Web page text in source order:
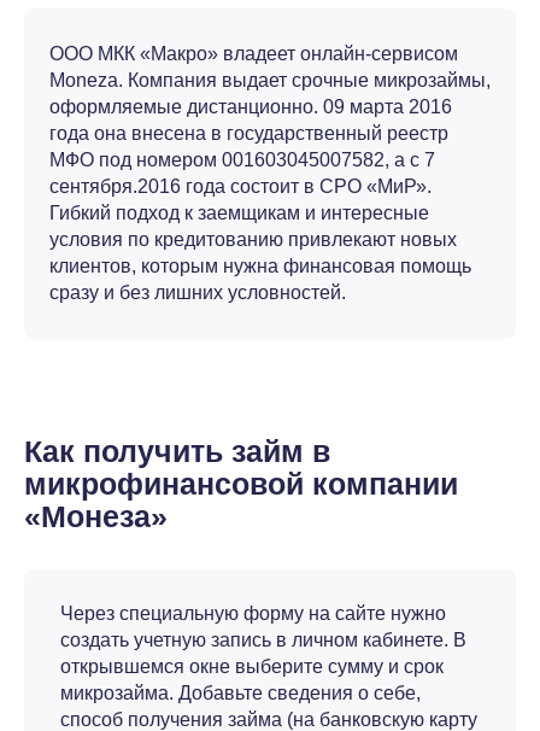
ООО МКК «Макро» владеет онлайн-сервисом
Moneza. Компания выдает срочные микрозаймы,
оформляемые дистанционно. 09 марта 2016
года она внесена в государственный реестр
МФО под номером 001603045007582, а с 7
сентября.2016 года состоит в СРО «МиР».
Гибкий подход к заемщикам и интересные
условия по кредитованию привлекают новых
клиентов, которым нужна финансовая помощь
сразу и без лишних условностей.
Как получить займ в
микрофинансовой компании
«Монеза»
Через специальную форму на сайте нужно
создать учетную запись в личном кабинете. В
открывшемся окне выберите сумму и срок
микрозайма. Добавьте сведения о себе,
способ получения займа (на банковскую карту